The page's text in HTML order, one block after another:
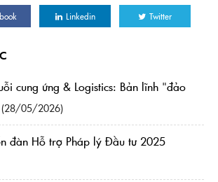
Linkedin Twitter
cung ứng & Logistics: Bản lĩnh "đảo
(28/05/2026)
đàn Hỗ trợ Pháp lý Đầu tư 2025